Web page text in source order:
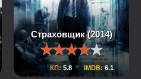
Страховщик (2014)
КП: 5.8 IMDB: 6.1